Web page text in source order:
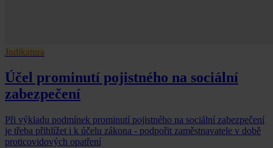
Judikatura
Účel prominutí pojistného na sociální
zabezpečení
Při výkladu podmínek prominutí pojistného na sociální zabezpečení
je třeba přihlížet i k účelu zákona - podpořit zaměstnavatele v době
proticovidových opatření